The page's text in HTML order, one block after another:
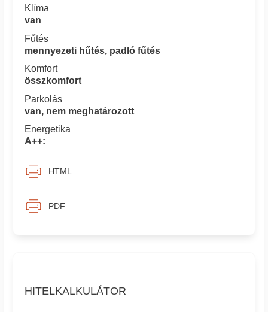
HITELKALKULÁTOR
Klíma
van
Fűtés
mennyezeti hűtés, padló fűtés
Komfort
összkomfort
Parkolás
van, nem meghatározott
Energetika
A++:
HTML
PDF